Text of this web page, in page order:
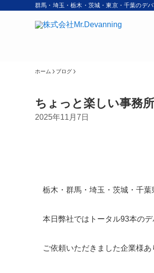
群馬・埼玉・栃木・茨城・東京・千葉のデ
ホーム ブログ
ちょっと楽しい事務所
2025年11月7日
栃木・群馬・埼玉・茨城・千
本日弊社ではトータル93本の
ご依頼いただきました企業様あ